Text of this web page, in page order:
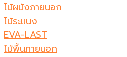
ไม้ผนังภายนอก
ไม้ระแนง
EVA-LAST
ไม้พื้นภายนอก